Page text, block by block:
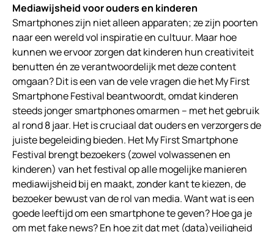
Mediawijsheid voor ouders en kinderen
Smartphones zijn niet alleen apparaten; ze zijn poorten
naar een wereld vol inspiratie en cultuur. Maar hoe
kunnen we ervoor zorgen dat kinderen hun creativiteit
benutten én ze verantwoordelijk met deze content
omgaan? Dit is een van de vele vragen die het My First
Smartphone Festival beantwoordt, omdat kinderen
steeds jonger smartphones omarmen – met het gebruik
al rond 8 jaar. Het is cruciaal dat ouders en verzorgers de
juiste begeleiding bieden. Het My First Smartphone
Festival brengt bezoekers (zowel volwassenen en
kinderen) van het festival op alle mogelijke manieren
mediawijsheid bij en maakt, zonder kant te kiezen, de
bezoeker bewust van de rol van media. Want wat is een
goede leeftijd om een smartphone te geven? Hoe ga je
om met fake news? En hoe zit dat met (data)veiligheid